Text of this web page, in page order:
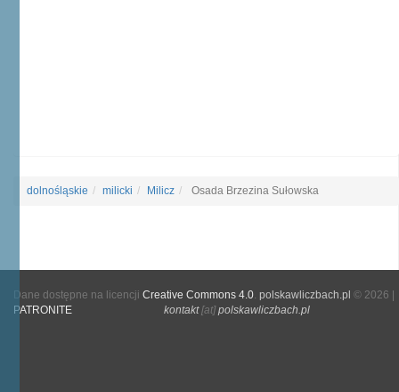
dolnośląskie milicki Milicz Osada Brzezina Sułowska
Dane dostępne na licencji Creative Commons 4.0. polskawliczbach.pl © 2026 |
PATRONITE
kontakt[at]polskawliczbach.pl